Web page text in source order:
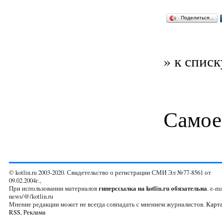
Поделиться…
» к
© kotlin.ru 2003-2020. Свидетельство о регистрации СМИ Эл №77-8561 от
09.02.2004г.,
При использовании материаловгиперссылка на kotlin.ru обязательна. e-
news/@/kotlin.ru
Мнение редакции может не всегда совпадать с мнением журналистов.
RSS,Реклама